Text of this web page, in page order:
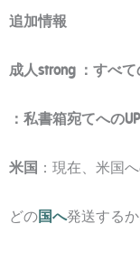
追加情報
成人strong ：すべ
：私書箱宛てへの
米国 ：現在、米国
どの国へ発送するか